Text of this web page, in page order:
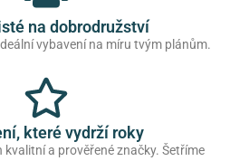
na dobrodružství
vybavení na míru tvým plánům.
které vydrží roky
kvalitní a prověřené značky. Šetříme